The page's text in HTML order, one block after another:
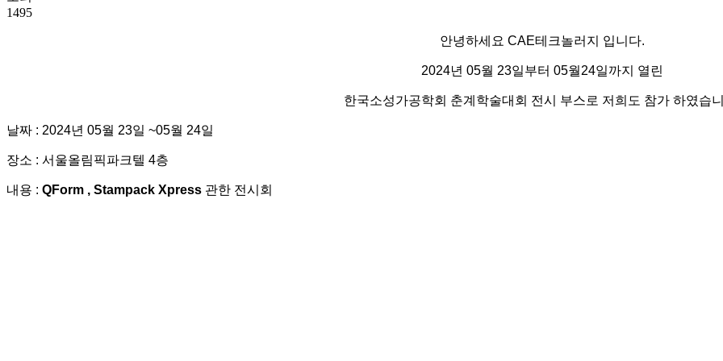
1495
안녕하세요 CAE테크놀러지 입니다.
2024년 05월 23일부터 05월24일까지 열린
한국소성가공학회 춘계학술대회 전시 부스로 저희도 참가 하였습
날짜 : 2024년 05월 23일 ~05월 24일
장소 : 서울올림픽파크텔 4층
내용 : QForm , Stampack Xpress 관한 전시회